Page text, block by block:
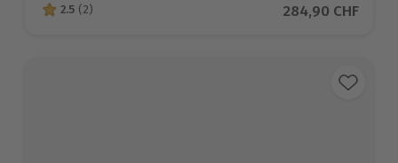
2.5 von 5 Sternen basierend auf 2 Bewertungen
2.5 (2) Aktueller Preis
284,90 CHF